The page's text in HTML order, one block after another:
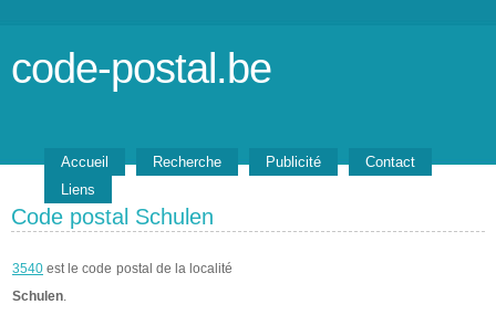
code-postal.be
Accueil Recherche Publicité
Contact
Liens
Code postal Schulen
3540 est le code postal de la localité
Schulen.